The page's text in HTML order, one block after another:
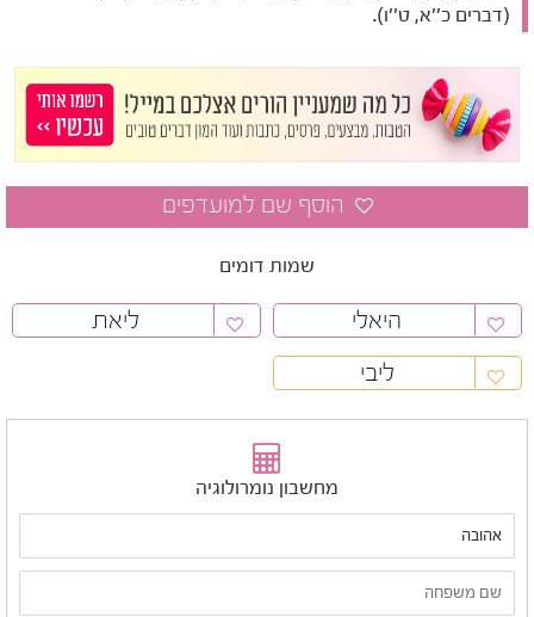
(דברים כ''א, ט''ו).
שמות דומים
היאלי
ליאת
ליבי
מחשבון נומרולוגיה